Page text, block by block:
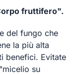
fruttifero".
del fungo che
la più alta
benefici. Evitate
su